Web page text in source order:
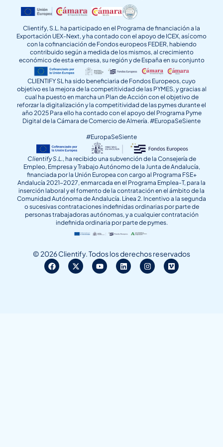
Clientify, S.L. ha participado en el Programa de financiación a la
Exportación UEX-Next, y ha contado con el apoyo de ICEX, así como
con la cofinanciación de Fondos europeos FEDER, habiendo
contribuido según a medida de los mismos, al crecimiento
económico de esta empresa, su región y de España en su conjunto
CLIENTIFY SL ha sido beneficiaria de Fondos Europeos, cuyo
objetivo es la mejora de la competitividad de las PYMES, y gracias al
cual ha puesto en marcha un Plan de Acción con el objetivo de
reforzar la digitalización y la competitividad de las pymes durante el
año 2025 Para ello ha contado con el apoyo del Programa Pyme
Digital de la Cámara de Comercio de Almería. #EuropaSeSiente
#EuropaSeSiente
Clientify S.L., ha recibido una subvención de la Consejería de
Empleo, Empresa y Trabajo Autónomo de la Junta de Andalucía,
financiada por la Unión Europea con cargo al Programa FSE+
Andalucía 2021-2027, enmarcada en el Programa Emplea-T, para la
inserción laboral y el fomento de la contratación en el ámbito de la
Comunidad Autónoma de Andalucía. Línea 2. Incentivo a la segunda
o sucesivas contrataciones indefinidas ordinarias por parte de
personas trabajadoras autónomas, y a cualquier contratación
indefinida ordinaria por parte de pymes.
© 2026 Clientify. Todos los derechos reservados